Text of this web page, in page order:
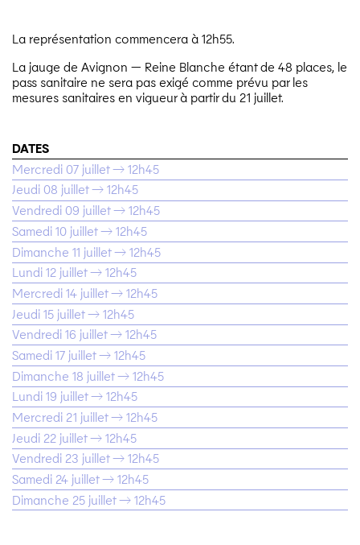
La représentation commencera à 12h55.
La jauge de Avignon — Reine Blanche étant de 48 places, le
pass sanitaire ne sera pas exigé comme prévu par les
mesures sanitaires en vigueur à partir du 21 juillet.
DATES
Mercredi 07 juillet → 12h45
Jeudi 08 juillet → 12h45
Vendredi 09 juillet → 12h45
Samedi 10 juillet → 12h45
Dimanche 11 juillet → 12h45
Lundi 12 juillet → 12h45
Mercredi 14 juillet → 12h45
Jeudi 15 juillet → 12h45
Vendredi 16 juillet → 12h45
Samedi 17 juillet → 12h45
Dimanche 18 juillet → 12h45
Lundi 19 juillet → 12h45
Mercredi 21 juillet → 12h45
Jeudi 22 juillet → 12h45
Vendredi 23 juillet → 12h45
Samedi 24 juillet → 12h45
Dimanche 25 juillet → 12h45